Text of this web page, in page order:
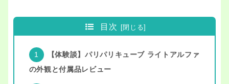
目次
【体験談】パリパリキューブ ライトアルファ
の外観と付属品レビュー